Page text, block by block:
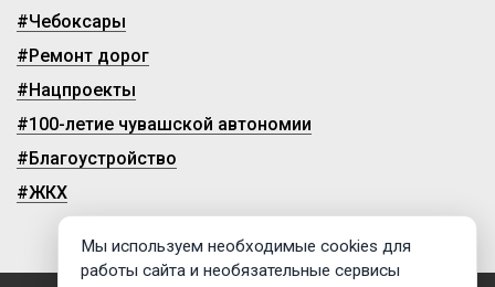
#Чебоксары
#Ремонт дорог
#Нацпроекты
#100-летие чувашской автономии
#Благоустройство
#ЖКХ
Мы используем необходимые cookies для
работы сайта и необязательные сервисы